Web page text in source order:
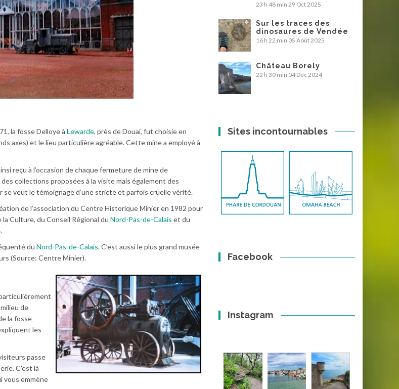
la fosse Delloye à Lewarde, près de Douai, fut choisie en
axes) et le lieu particulière agréable. Cette mine a employé à
reçu à l’occasion de chaque fermeture de mine de
collections proposées à la visite mais également des
veut le témoignage d’une stricte et parfois cruelle vérité.
de l’association du Centre Historique Minier en 1982 pour
Culture, du Conseil Régional du Nord-Pas-de-Calais et du
du Nord-Pas-de-Calais. C’est aussi le plus grand musée
(Source: Centre Minier).
de
la fosse
les
passe
C’est là
vous emmène
23 h 48 min 29 Oct 2025
Sur les traces des
dinosaures de Vendée
16 h 22 min 05 Août 2025
Château Borely
22 h 30 min 04 Déc 2024
Sites incontournables
Facebook
Instagram